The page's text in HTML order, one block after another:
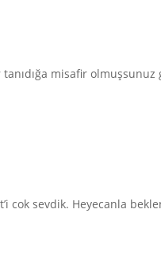
misafir
cok sevdik. Heyecanla